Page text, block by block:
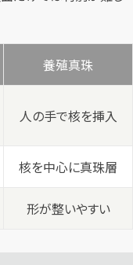
養殖真珠
人の手で核を挿入
核を中心に真珠層
形が整いやすい